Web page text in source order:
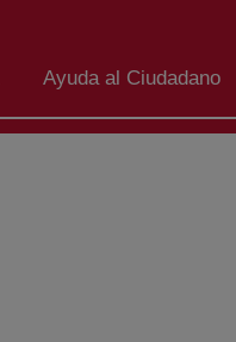
Ayuda al Ciudadano